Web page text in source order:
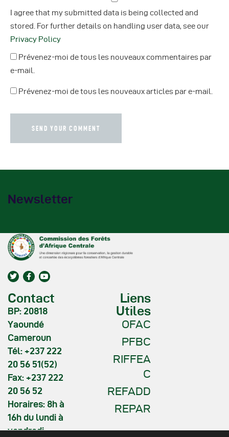
I agree that my submitted data is being collected and
stored. For further details on handling user data, see our
Privacy Policy
Prévenez-moi de tous les nouveaux commentaires par
e-mail.
Prévenez-moi de tous les nouveaux articles par e-mail.
Newsletter
Contact
BP: 20818
Yaoundé
Cameroun
Tél: +237 222
20 56 51(52)
Fax: +237 222
20 56 52
Horaires: 8h à
16h du lundi à
vendredi
Liens
Utiles
OFAC
PFBC
RIFFEA
C
REFADD
REPAR